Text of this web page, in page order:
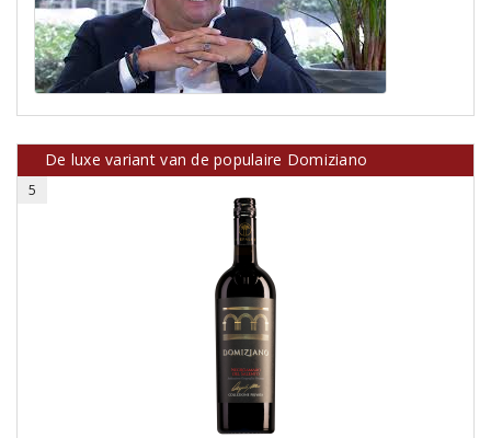
De luxe variant van de populaire Domiziano
5